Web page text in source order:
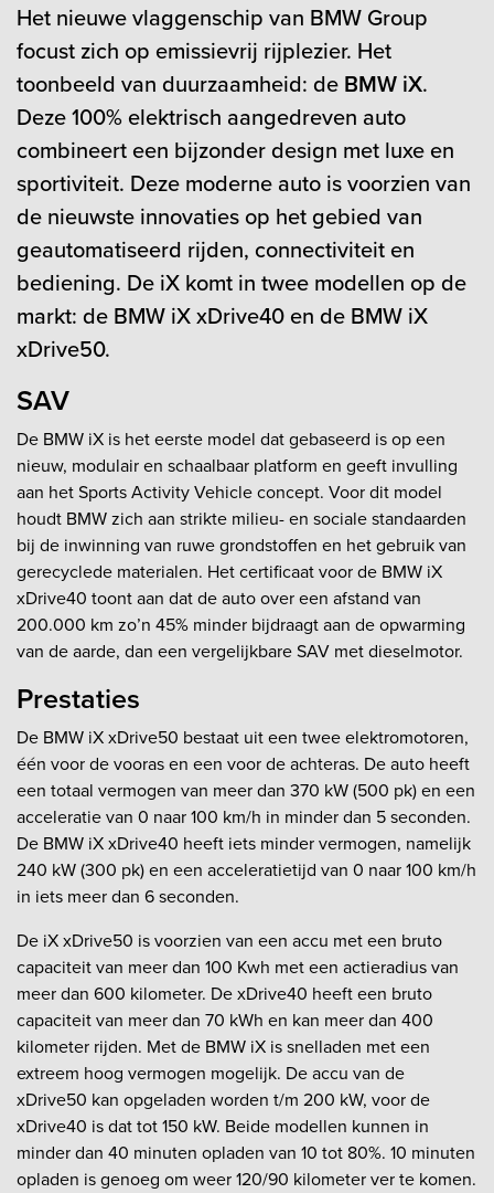
Het nieuwe vlaggenschip van BMW Group
focust zich op emissievrij rijplezier. Het
toonbeeld van duurzaamheid: de BMW iX.
Deze 100% elektrisch aangedreven auto
combineert een bijzonder design met luxe en
sportiviteit. Deze moderne auto is voorzien van
de nieuwste innovaties op het gebied van
geautomatiseerd rijden, connectiviteit en
bediening. De iX komt in twee modellen op de
markt: de BMW iX xDrive40 en de BMW iX
xDrive50.
SAV
De BMW iX is het eerste model dat gebaseerd is op een
nieuw, modulair en schaalbaar platform en geeft invulling
aan het Sports Activity Vehicle concept. Voor dit model
houdt BMW zich aan strikte milieu- en sociale standaarden
bij de inwinning van ruwe grondstoffen en het gebruik van
gerecyclede materialen. Het certificaat voor de BMW iX
xDrive40 toont aan dat de auto over een afstand van
200.000 km zo’n 45% minder bijdraagt aan de opwarming
van de aarde, dan een vergelijkbare SAV met dieselmotor.
Prestaties
De BMW iX xDrive50 bestaat uit een twee elektromotoren,
één voor de vooras en een voor de achteras. De auto heeft
een totaal vermogen van meer dan 370 kW (500 pk) en een
acceleratie van 0 naar 100 km/h in minder dan 5 seconden.
De BMW iX xDrive40 heeft iets minder vermogen, namelijk
240 kW (300 pk) en een acceleratietijd van 0 naar 100 km/h
in iets meer dan 6 seconden.
De iX xDrive50 is voorzien van een accu met een bruto
capaciteit van meer dan 100 Kwh met een actieradius van
meer dan 600 kilometer. De xDrive40 heeft een bruto
capaciteit van meer dan 70 kWh en kan meer dan 400
kilometer rijden. Met de BMW iX is snelladen met een
extreem hoog vermogen mogelijk. De accu van de
xDrive50 kan opgeladen worden t/m 200 kW, voor de
xDrive40 is dat tot 150 kW. Beide modellen kunnen in
minder dan 40 minuten opladen van 10 tot 80%. 10 minuten
opladen is genoeg om weer 120/90 kilometer ver te komen.